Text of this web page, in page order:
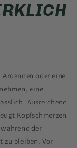
oder eine
eine
Ausreichend
Kopfschmerzen
der
zu bleiben. Vor